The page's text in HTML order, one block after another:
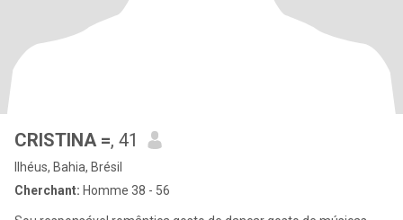
CRISTINA =, 41
Ilhéus, Bahia, Brésil
Cherchant: Homme 38 - 56